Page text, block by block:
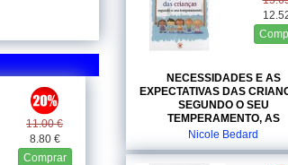
11.00 €
8.80 €
Comprar
NECESSIDADES E AS
EXPECTATIVAS DAS
SEGUNDO O SEU
TEMPERAMENTO, AS
Nicole Bedard
Europa America